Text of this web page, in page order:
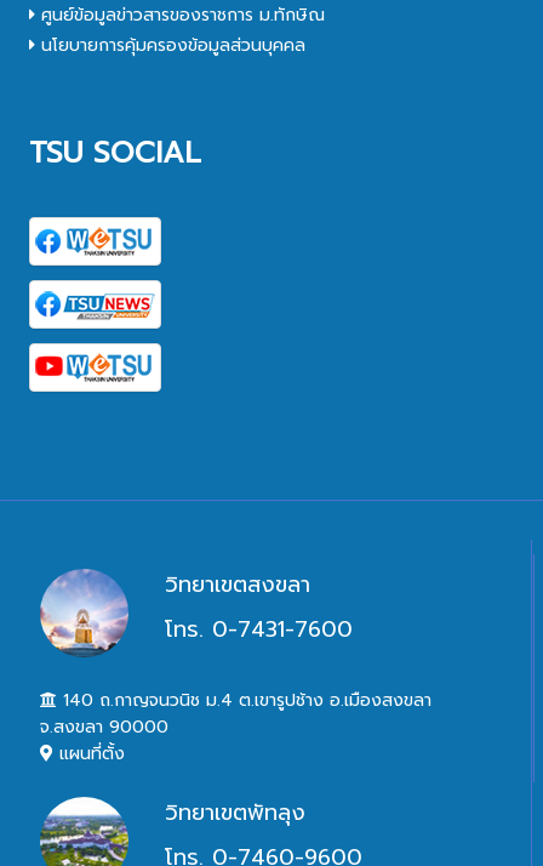
ศูนย์ข้อมูลข่าวสารของราชการ ม.ทักษิณ
นโยบายการคุ้มครองข้อมูลส่วนบุคคล
TSU SOCIAL
วิทยาเขตสงขลา
โทร. 0-7431-7600
140 ถ.กาญจนวนิช ม.4 ต.เขารูปช้าง อ.เมืองสงขลา
จ.สงขลา 90000
แผนที่ตั้ง
วิทยาเขตพัทลุง
โทร. 0-7460-9600